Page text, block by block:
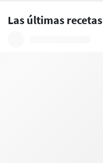
Las últimas recetas